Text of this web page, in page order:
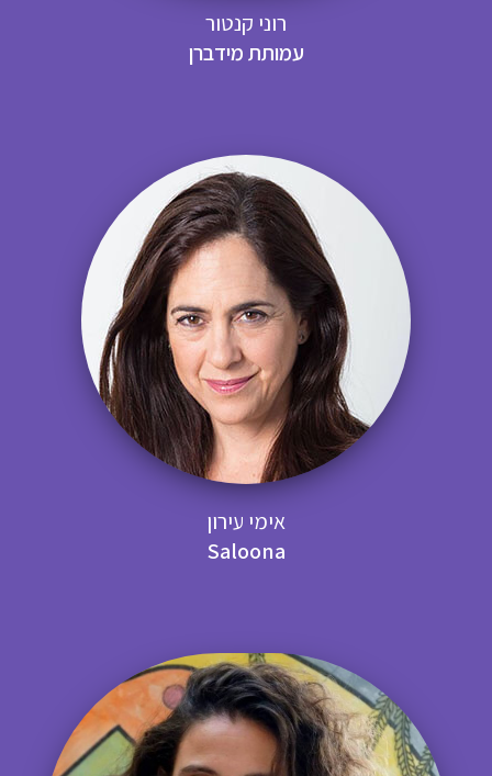
רוני קנטור
עמותת מידברן
אימי עירון
Saloona